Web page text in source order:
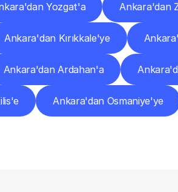
Yozgat'a Ankara'dan
Ankara'dan Kırıkkale'ye
Ankara'dan Ardahan'a
Ankara'dan Osmaniye'ye